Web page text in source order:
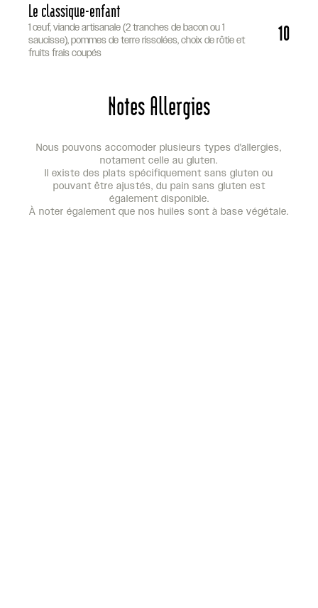
Le classique-enfant
1 œuf, viande artisanale (2 tranches de bacon ou 1
saucisse), pommes de terre rissolées, choix de rôtie et
fruits frais coupés
10
Notes Allergies
Nous pouvons accomoder plusieurs types d'allergies,
notament celle au gluten.
Il existe des plats spécifiquement sans gluten ou
pouvant être ajustés, du pain sans gluten est
également disponible.
À noter également que nos huiles sont à base végétale.